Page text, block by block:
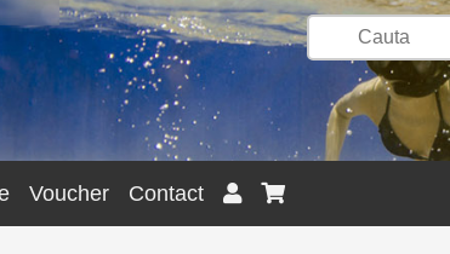
Voucher Contact